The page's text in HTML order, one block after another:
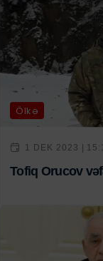
Ölkə
1 DEK 2023 |
Tofiq Orucov